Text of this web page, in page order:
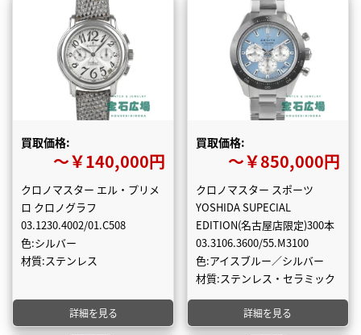
買取価格:
〜￥140,000円
クロノマスター エル・プリメ
ロ クロノグラフ
03.1230.4002/01.C508
色:シルバー
材質:ステンレス
詳細を見る
買取価格:
〜￥850,000円
クロノマスター スポーツ
YOSHIDA SUPECIAL
EDITION(名古屋店限定)300本
03.3106.3600/55.M3100
色:アイスブルー／シルバー
材質:ステンレス・セラミック
詳細を見る